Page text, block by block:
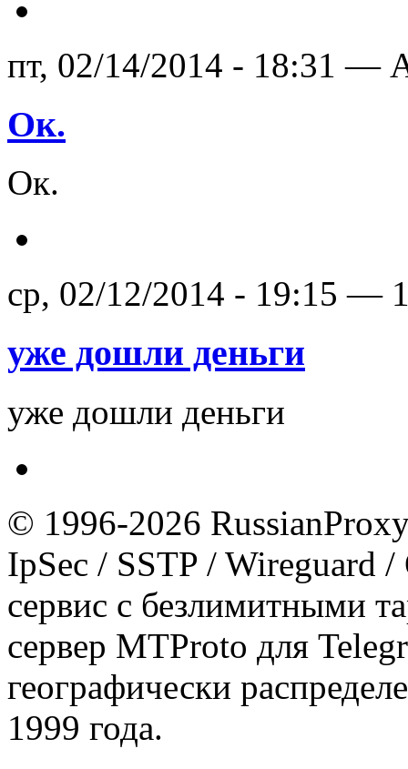
пт, 02/14/2014 - 18:31 —
Ок.
Ок.
ср, 02/12/2014 - 19:15 —
уже дошли деньги
уже дошли деньги
© 1996-2026
IpSec / SSTP / Wireguard
сервис с безлимитными
сервер MTProto для
географически
1999 года.